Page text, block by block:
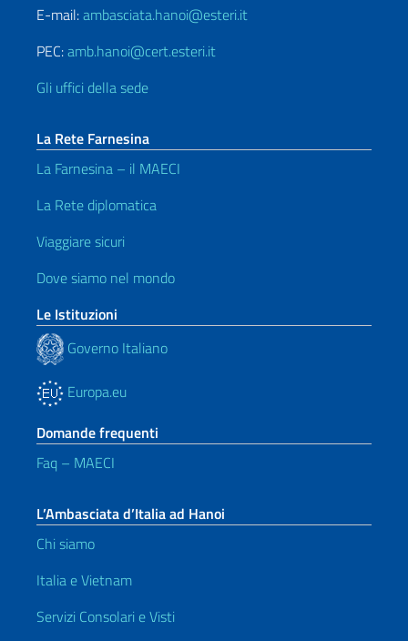
E-mail:ambasciata.hanoi@esteri.it
PEC:amb.hanoi@cert.esteri.it
Gli uffici della sede
La Rete Farnesina
La Farnesina – il MAECI
La Rete diplomatica
Viaggiare sicuri
Dove siamo nel mondo
Le Istituzioni
Governo Italiano
Europa.eu
Domande frequenti
Faq – MAECI
L’Ambasciata d’Italia ad Hanoi
Chi siamo
Italia e Vietnam
Servizi Consolari e Visti